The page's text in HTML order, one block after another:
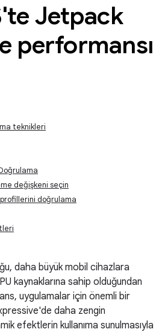
Jetpack
performansı
teknikleri
değişkeni seçin
doğrulama
daha büyük mobil cihazlara
kaynaklarına sahip olduğundan
uygulamalar için önemli bir
daha zengin
efektlerin kullanıma sunulmasıyla